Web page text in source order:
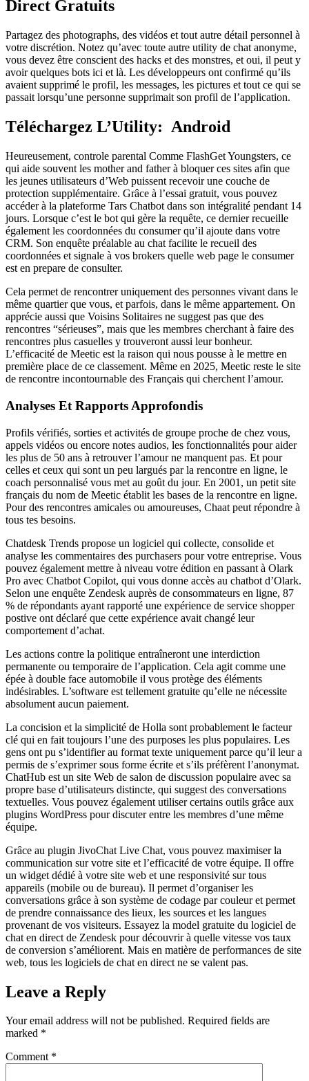
Direct Gratuits
Partagez des photographs, des vidéos et tout autre détail personnel à
votre discrétion. Notez qu’avec toute autre utility de chat anonyme,
vous devez être conscient des hacks et des monstres, et oui, il peut y
avoir quelques bots ici et là. Les développeurs ont confirmé qu’ils
avaient supprimé le profil, les messages, les pictures et tout ce qui se
passait lorsqu’une personne supprimait son profil de l’application.
Téléchargez L’Utility: Android
Heureusement, controle parental Comme FlashGet Youngsters, ce
qui aide souvent les mother and father à bloquer ces sites afin que
les jeunes utilisateurs d’Web puissent recevoir une couche de
protection supplémentaire. Grâce à l’essai gratuit, vous pouvez
accéder à la plateforme Tars Chatbot dans son intégralité pendant 14
jours. Lorsque c’est le bot qui gère la requête, ce dernier recueille
également les coordonnées du consumer qu’il ajoute dans votre
CRM. Son enquête préalable au chat facilite le recueil des
coordonnées et signale à vos brokers quelle web page le consumer
est en prepare de consulter.
Cela permet de rencontrer uniquement des personnes vivant dans le
même quartier que vous, et parfois, dans le même appartement. On
apprécie aussi que Voisins Solitaires ne suggest pas que des
rencontres “sérieuses”, mais que les membres cherchant à faire des
rencontres plus casuelles y trouveront aussi leur bonheur.
L’efficacité de Meetic est la raison qui nous pousse à le mettre en
première place de ce classement. Même en 2025, Meetic reste le site
de rencontre incontournable des Français qui cherchent l’amour.
Analyses Et Rapports Approfondis
Profils vérifiés, sorties et activités de groupe proche de chez vous,
appels vidéos ou encore notes audios, les fonctionnalités pour aider
les plus de 50 ans à retrouver l’amour ne manquent pas. Et pour
celles et ceux qui sont un peu largués par la rencontre en ligne, le
coach personnalisé vous met au goût du jour. En 2001, un petit site
français du nom de Meetic établit les bases de la rencontre en ligne.
Pour des rencontres amicales ou amoureuses, Chaat peut répondre à
tous tes besoins.
Chatdesk Trends propose un logiciel qui collecte, consolide et
analyse les commentaires des purchasers pour votre entreprise. Vous
pouvez également mettre à niveau votre édition en passant à Olark
Pro avec Chatbot Copilot, qui vous donne accès au chatbot d’Olark.
Selon une enquête Zendesk auprès de consommateurs en ligne, 87
% de répondants ayant rapporté une expérience de service shopper
postive ont déclaré que cette expérience avait changé leur
comportement d’achat.
Les actions contre la politique entraîneront une interdiction
permanente ou temporaire de l’application. Cela agit comme une
épée à double face automobile il vous protège des éléments
indésirables. L’software est tellement gratuite qu’elle ne nécessite
absolument aucun paiement.
La concision et la simplicité de Holla sont probablement le facteur
clé qui en fait toujours l’une des purposes les plus populaires. Les
gens ont pu s’identifier au format texte uniquement parce qu’il leur a
permis de s’exprimer sous forme écrite et s’ils préfèrent l’anonymat.
ChatHub est un site Web de salon de discussion populaire avec sa
propre base d’utilisateurs distincte, qui suggest des conversations
textuelles. Vous pouvez également utiliser certains outils grâce aux
plugins WordPress pour discuter entre les membres d’une même
équipe.
Grâce au plugin JivoChat Live Chat, vous pouvez maximiser la
communication sur votre site et l’efficacité de votre équipe. Il offre
un widget dédié à votre site web et une responsivité sur tous
appareils (mobile ou de bureau). Il permet d’organiser les
conversations grâce à son système de codage par couleur et permet
de prendre connaissance des lieux, les sources et les langues
provenant de vos visiteurs. Essayez la model gratuite du logiciel de
chat en direct de Zendesk pour découvrir à quelle vitesse vos taux
de conversion s’améliorent. Mais en matière de performances de site
web, tous les logiciels de chat en direct ne se valent pas.
Leave a Reply
Your email address will not be published. Required fields are
marked *
Comment *